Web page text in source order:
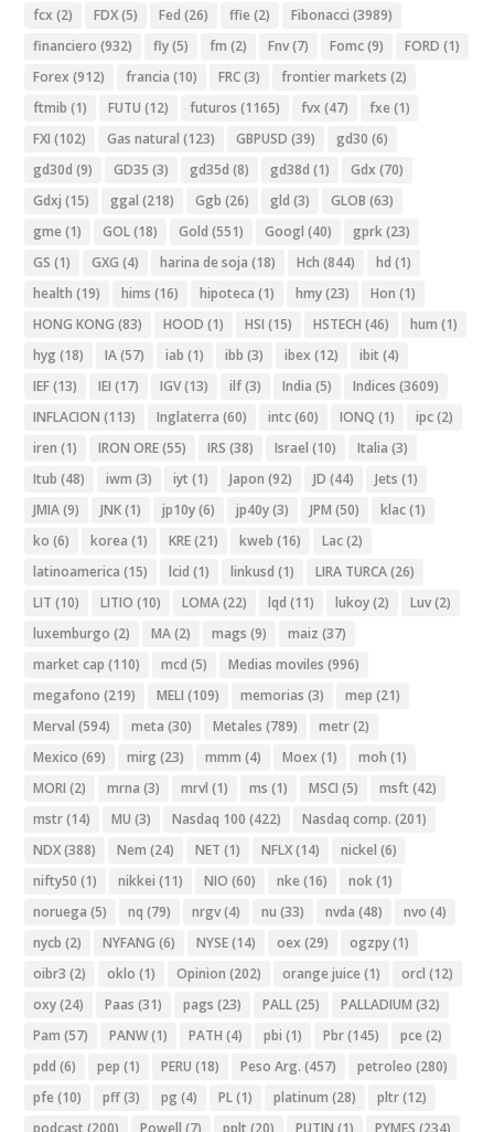
fcx (2) FDX(5) Fed (26) ffie (2) Fibonacci (3989)
financiero (932) fly(5) fm (2) Fnv(7) Fomc(9) FORD (1)
Forex (912) francia (10) FRC(3) frontier markets (2)
ftmib (1) FUTU (12) futuros (1165) fvx (47) fxe (1)
FXI (102) Gas natural (123) GBPUSD (39) gd30 (6)
gd30d (9) GD35 (3) gd35d (8) gd38d (1) Gdx (70)
Gdxj (15) ggal (218) Ggb (26) gld (3) GLOB (63)
gme (1) GOL(18) Gold (551) Googl (40) gprk(23)
GS (1) GXG (4) harina de soja (18) Hch (844) hd (1)
health (19) hims (16) hipoteca (1) hmy(23) Hon (1)
HONG KONG (83) HOOD (1) HSI (15) HSTECH (46) hum (1)
hyg (18) IA(57) iab (1) ibb (3) ibex (12) ibit (4)
IEF(13) IEI (17) IGV(13) ilf(3) India (5) Indices (3609)
INFLACION (113) Inglaterra (60) intc(60) IONQ (1) ipc(2)
iren (1) IRON ORE(55) IRS (38) Israel (10) Italia (3)
Itub (48) iwm (3) iyt (1) Japon (92) JD (44) Jets (1)
JMIA(9) JNK(1) jp10y(6) jp40y(3) JPM (50) klac(1)
ko (6) korea (1) KRE(21) kweb (16) Lac(2)
latinoamerica (15) lcid (1) linkusd (1) LIRA TURCA(26)
LIT (10) LITIO (10) LOMA(22) lqd (11) lukoy(2) Luv(2)
luxemburgo (2) MA(2) mags (9) maiz (37)
market cap (110) mcd (5) Medias moviles (996)
megafono (219) MELI (109) memorias (3) mep (21)
Merval (594) meta (30) Metales (789) metr(2)
Mexico (69) mirg (23) mmm (4) Moex (1) moh (1)
MORI (2) mrna (3) mrvl (1) ms (1) MSCI (5) msft (42)
mstr(14) MU (3) Nasdaq 100 (422) Nasdaq comp. (201)
NDX(388) Nem (24) NET (1) NFLX(14) nickel (6)
nifty50 (1) nikkei (11) NIO (60) nke (16) nok(1)
noruega (5) nq (79) nrgv(4) nu (33) nvda (48) nvo (4)
nycb (2) NYFANG (6) NYSE(14) oex (29) ogzpy(1)
oibr3 (2) oklo (1) Opinion (202) orange juice (1) orcl (12)
oxy(24) Paas (31) pags (23) PALL(25) PALLADIUM (32)
Pam (57) PANW(1) PATH (4) pbi (1) Pbr(145) pce (2)
pdd (6) pep (1) PERU (18) Peso Arg. (457) petroleo (280)
pfe (10) pff(3) pg (4) PL(1) platinum (28) pltr(12)
podcast (200) Powell (7) pplt (20) PUTIN (1) PYMES (234)